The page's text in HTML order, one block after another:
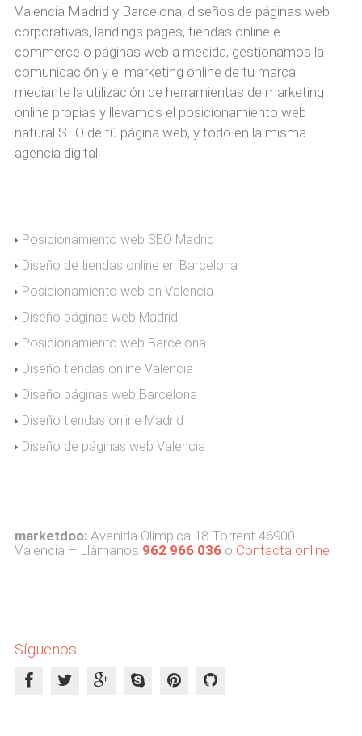
Valencia Madrid y Barcelona, diseños de páginas web
corporativas, landings pages, tiendas online e-
commerce o páginas web a medida, gestionamos la
comunicación y el marketing online de tu marca
mediante la utilización de herramientas de marketing
online propias y llevamos el posicionamiento web
natural SEO de tú página web, y todo en la misma
agencia digital
Posicionamiento web SEO Madrid
Diseño de tiendas online en Barcelona
Posicionamiento web en Valencia
Diseño páginas web Madrid
Posicionamiento web Barcelona
Diseño tiendas online Valencia
Diseño páginas web Barcelona
Diseño tiendas online Madrid
Diseño de páginas web Valencia
marketdoo: Avenida Olimpica 18 Torrent 46900
Valencia – Llámanos 962 966 036 o Contacta online
Síguenos